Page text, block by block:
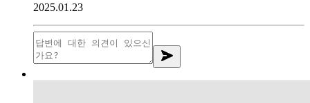
2025.01.23